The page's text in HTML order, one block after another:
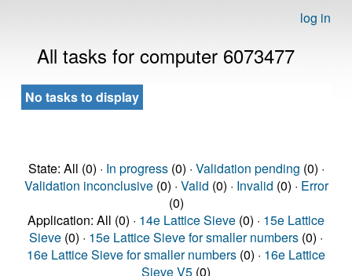
log in
All tasks for computer 6073477
No tasks to display
State: All (0) · In progress(0) · Validation pending (0) ·
Validation inconclusive(0) · Valid (0) · Invalid (0) · Error
(0)
Application: All (0) · 14e Lattice Sieve (0) · 15e Lattice
Sieve (0) · 15e Lattice Sieve for smaller numbers (0) ·
16e Lattice Sieve for smaller numbers (0) · 16e Lattice
Sieve V5 (0)